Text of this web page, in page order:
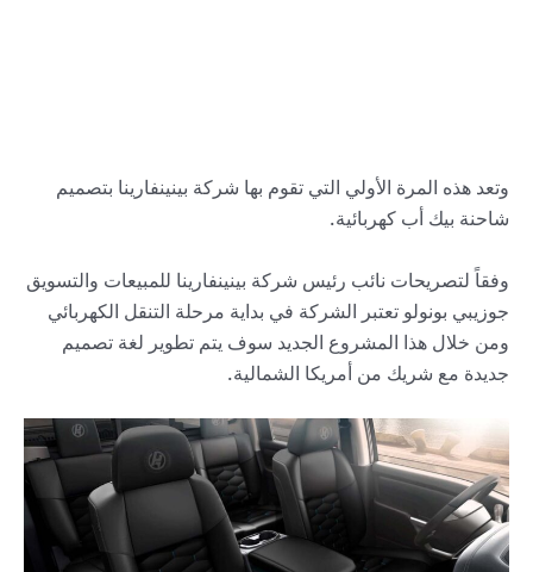
وتعد هذه المرة الأولي التي تقوم بها شركة بينينفارينا بتصميم
شاحنة بيك أب كهربائية.
وفقاً لتصريحات نائب رئيس شركة بينينفارينا للمبيعات والتسويق
جوزيبي بونولو تعتبر الشركة في بداية مرحلة التنقل الكهربائي
ومن خلال هذا المشروع الجديد سوف يتم تطوير لغة تصميم
جديدة مع شريك من أمريكا الشمالية.